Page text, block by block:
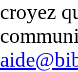
croyez